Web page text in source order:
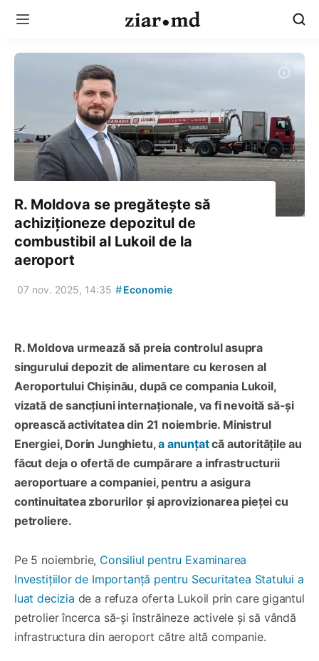
R. Moldova se pregătește să
achiziționeze depozitul de
combustibil al Lukoil de la
aeroport
07 nov. 2025, 14:35 #Economie
R. Moldova urmează să preia controlul asupra
singurului depozit de alimentare cu kerosen al
Aeroportului Chișinău, după ce compania Lukoil,
vizată de sancțiuni internaționale, va fi nevoită să-și
oprească activitatea din 21 noiembrie. Ministrul
Energiei, Dorin Junghietu,a anunțatcă autoritățile au
făcut deja o ofertă de cumpărare a infrastructurii
aeroportuare a companiei, pentru a asigura
continuitatea zborurilor și aprovizionarea pieței cu
petroliere.
Pe 5 noiembrie, Consiliul pentru Examinarea
Investițiilor de Importanță pentru Securitatea Statului a
luat decizia de a refuza oferta Lukoil prin care gigantul
petrolier încerca să-și înstrăineze activele și să vândă
infrastructura din aeroport către altă companie.